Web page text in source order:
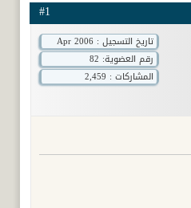
#1
تاريخ التسجيل : Apr 2006
رقم العضوية:
المشاركات : 2,459